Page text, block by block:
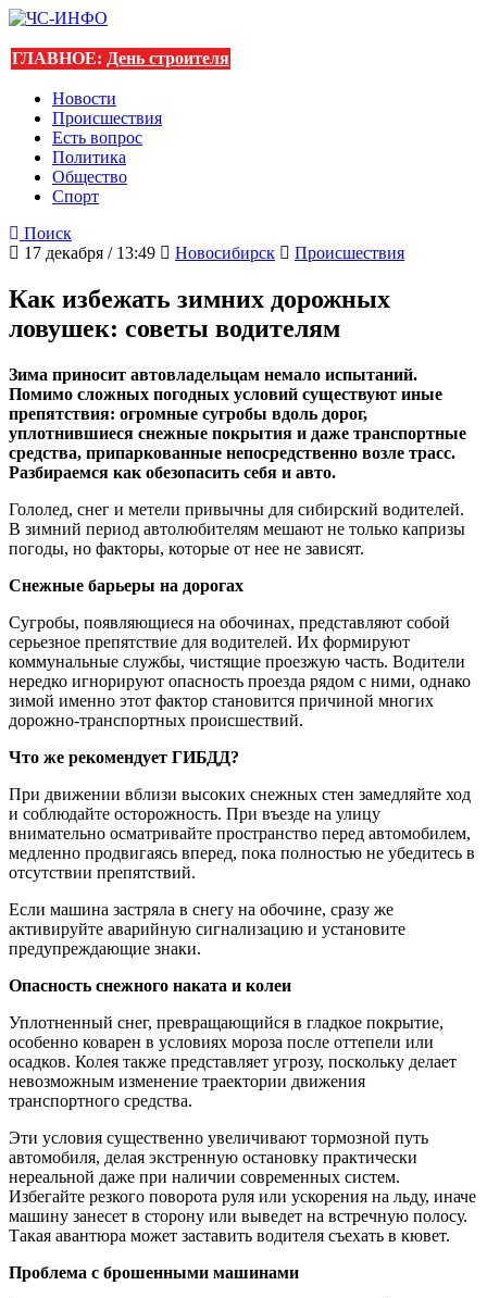
ГЛАВНОЕ: День строителя
Новости
Происшествия
Есть вопрос
Политика
Общество
Спорт
Поиск
17 декабря / 13:49
Новосибирск Происшествия
Как избежать зимних дорожных
ловушек: советы водителям
Зима приносит автовладельцам немало испытаний.
Помимо сложных погодных условий существуют иные
препятствия: огромные сугробы вдоль дорог,
уплотнившиеся снежные покрытия и даже транспортные
средства, припаркованные непосредственно возле трасс.
Разбираемся как обезопасить себя и авто.
Гололед, снег и метели привычны для сибирский водителей.
В зимний период автолюбителям мешают не только капризы
погоды, но факторы, которые от нее не зависят.
Снежные барьеры на дорогах
Сугробы, появляющиеся на обочинах, представляют собой
серьезное препятствие для водителей. Их формируют
коммунальные службы, чистящие проезжую часть. Водители
нередко игнорируют опасность проезда рядом с ними, однако
зимой именно этот фактор становится причиной многих
дорожно-транспортных происшествий.
Что же рекомендует ГИБДД?
При движении вблизи высоких снежных стен замедляйте ход
и соблюдайте осторожность. При въезде на улицу
внимательно осматривайте пространство перед автомобилем,
медленно продвигаясь вперед, пока полностью не убедитесь в
отсутствии препятствий.
Если машина застряла в снегу на обочине, сразу же
активируйте аварийную сигнализацию и установите
предупреждающие знаки.
Опасность снежного наката и колеи
Уплотненный снег, превращающийся в гладкое покрытие,
особенно коварен в условиях мороза после оттепели или
осадков. Колея также представляет угрозу, поскольку делает
невозможным изменение траектории движения
транспортного средства.
Эти условия существенно увеличивают тормозной путь
автомобиля, делая экстренную остановку практически
нереальной даже при наличии современных систем.
Избегайте резкого поворота руля или ускорения на льду, иначе
машину занесет в сторону или выведет на встречную полосу.
Такая авантюра может заставить водителя съехать в кювет.
Проблема с брошенными машинами